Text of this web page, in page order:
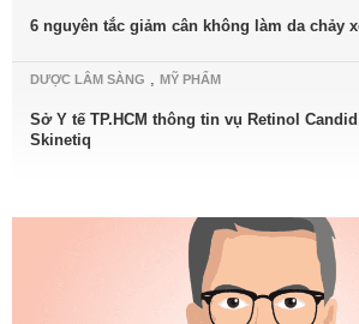
6 nguyên tắc giảm cân không làm da chảy
DƯỢC LÂM SÀNG MỸ PHẨM
Sở Y tế TP.HCM thông tin vụ Retinol
Skinetiq